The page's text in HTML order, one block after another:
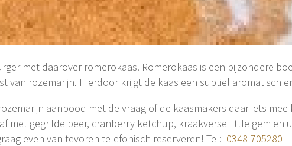
met daarover romerokaas. Romerokaas is een bijzondere
van rozemarijn. Hierdoor krijgt de kaas een subtiel aromatisch
aanbood met de vraag of de kaasmakers daar iets
met gegrilde peer, cranberry ketchup, kraakverse little gem en
even van tevoren telefonisch reserveren! Tel: 0348-705280